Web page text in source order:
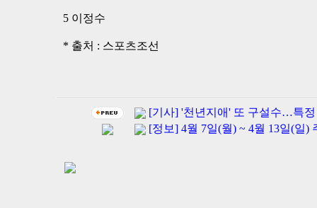
5 이정수
* 출처 : 스포츠조선
[기사] '천년지애' 또 구설수…특
[정보] 4월 7일(월) ~ 4월 13일(일)